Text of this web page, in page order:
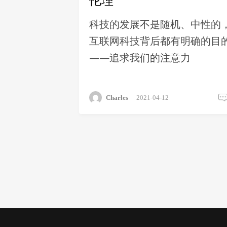
科技的发展不是随机、中性的，
互联网科技背后都有明确的目
——追求我们的注意力
Charles 2021-04-12